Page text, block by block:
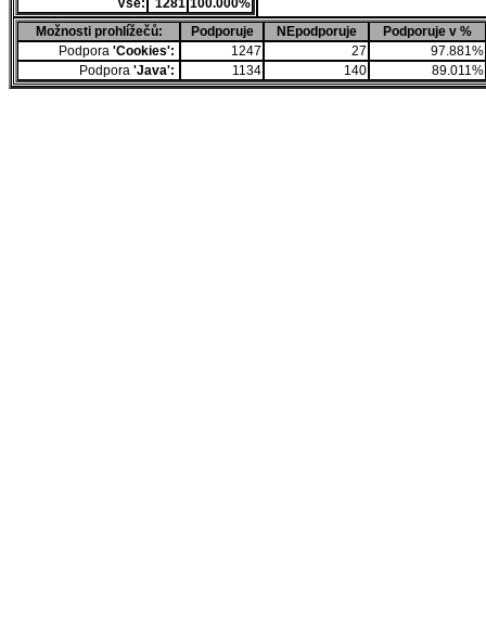
Vše:
1281 100.000%
Možnosti prohlížečů: Podporuje NEpodporuje
Podporuje v %
Podpora 'Cookies': 1247 27
97.881%
Podpora 'Java': 1134 140 89.011%